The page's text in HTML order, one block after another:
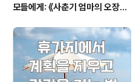
모들에게: 《사춘기 엄마의 오장육